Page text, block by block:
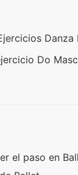
Danza
Do
el paso en